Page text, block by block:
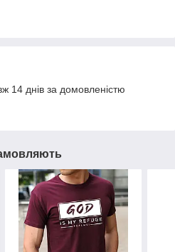
14 днів за домовленістю